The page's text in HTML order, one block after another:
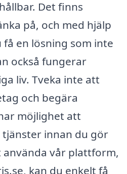
Det finns
på, och med hjälp
en lösning som inte
också fungerar
liv. Tveka inte att
och begära
möjlighet att
innan du gör
vår plattform,
kan du enkelt få